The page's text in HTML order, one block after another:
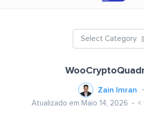
Select Category
Zain Imran
Atualizado em Maio 14, 2026 <